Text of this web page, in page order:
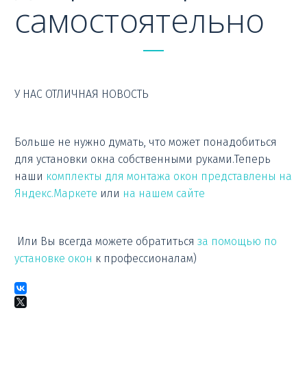
самостоятельно
У НАС ОТЛИЧНАЯ НОВОСТЬ
Больше не нужно думать, что может понадобиться
для установки окна собственными руками.Теперь
наши комплекты для монтажа окон представлены на
Яндекс.Маркете или на нашем сайте
Или Вы всегда можете обратиться за помощью по
установке окон к профессионалам)